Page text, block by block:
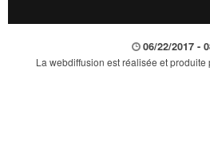
06/22/2017 -
La webdiffusion est réalisée et produite